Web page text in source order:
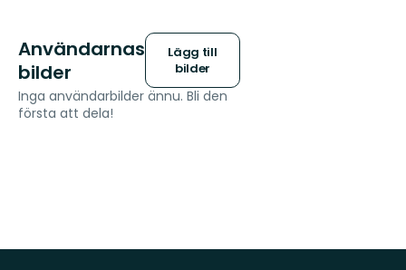
Användarnas
bilder
Lägg till
bilder
Inga användarbilder ännu. Bli den
första att dela!